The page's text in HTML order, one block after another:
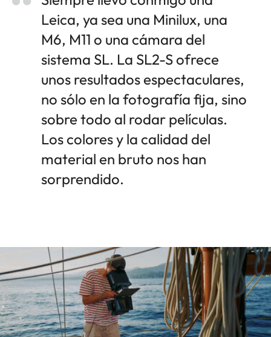
Leica, ya sea una Minilux, una
M6, M11 o una cámara del
sistema SL. La SL2-S ofrece
unos resultados espectaculares,
no sólo en la fotografía fija, sino
sobre todo al rodar películas.
Los colores y la calidad del
material en bruto nos han
sorprendido.